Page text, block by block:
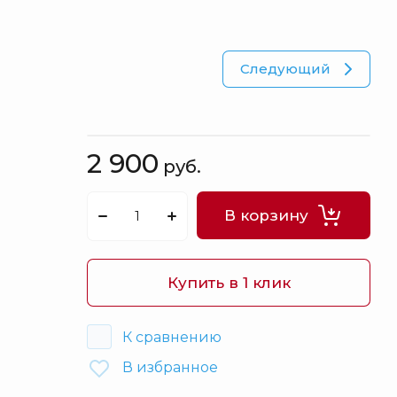
Футляры под бутылки / Штофы
Шкатулки для украшений
Распродажа
Следующий
2 900 руб.
В корзину
Купить в 1 клик
К сравнению
В избранное